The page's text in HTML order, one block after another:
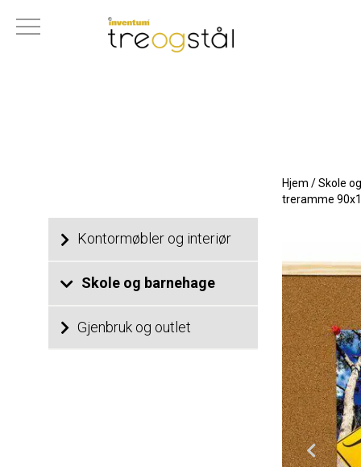
Kontormøbler og interiør
Skole og barnehage
Gjenbruk og outlet
Hjem /Skole
treramme